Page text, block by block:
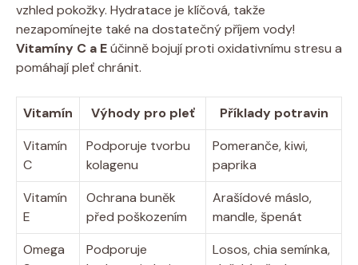
vzhled pokožky. Hydratace je klíčová, takže
nezapomínejte také na dostatečný příjem vody!
Vitamíny C a Eúčinně bojují proti oxidativnímu stresu a
pomáhají pleť chránit.
Vitamín Výhody pro pleť
Příklady potravin
Vitamín
C
Podporuje tvorbu
kolagenu
Pomeranče, kiwi,
paprika
Vitamín
E
Ochrana buněk
před poškozením
Arašídové máslo,
mandle, špenát
Omega
Podporuje
Losos, chia semínka,